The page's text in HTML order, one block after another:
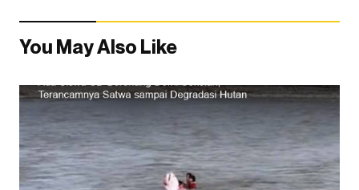
You May Also Like